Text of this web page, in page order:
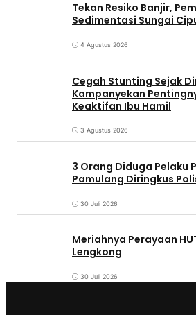
Tekan Resiko Banjir,
Sedimentasi Sungai
4 Agustus 2026
Cegah Stunting Sejak
Kampanyekan
Keaktifan Ibu Hamil
3 Agustus 2026
3 Orang Diduga Pelaku
Pamulang Diringkus
30 Juli 2026
Meriahnya Perayaan
Lengkong
30 Juli 2026